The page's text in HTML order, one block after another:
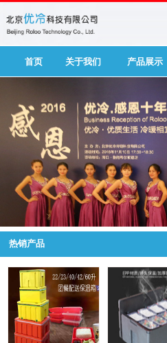
首页 关于我们 产品展示
热销产品